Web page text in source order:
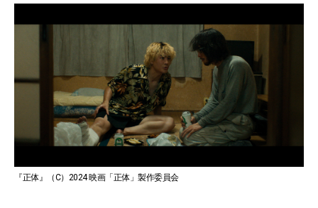
『正体』（C）2024 映画「正体」製作委員会